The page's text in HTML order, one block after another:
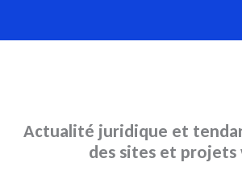
au
Actualité juridique et
des sites et projets